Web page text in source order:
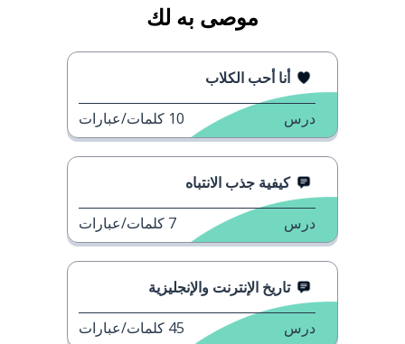
موصى به لك
أنا أحب الكلاب
درس 10 كلمات/عبارات
كيفية جذب الانتباه
درس 7 كلمات/عبارات
تاريخ الإنترنت والإنجليزية
درس 45 كلمات/عبارات